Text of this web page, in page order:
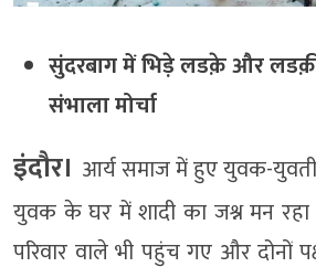
सुंदरबाग में भिड़े लडक़े और
संभाला मोर्चा
इंदौर। आर्य समाज में हुए युवक-
युवक के घर में शादी का जश्न मन
परिवार वाले भी पहुंच गए और दोनों